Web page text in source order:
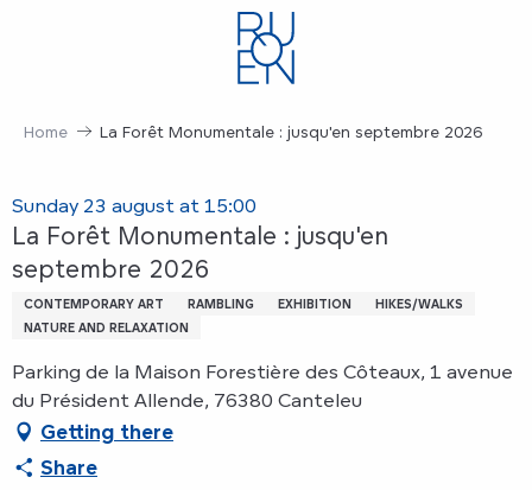
Home La Forêt Monumentale : jusqu'en septembre 2026
Sunday 23 august at 15:00
La Forêt Monumentale : jusqu'en
septembre 2026
CONTEMPORARY ART RAMBLING EXHIBITION
HIKES/WALKS
NATURE AND RELAXATION
Parking de la Maison Forestière des Côteaux, 1 avenue
du Président Allende, 76380 Canteleu
Getting there
Share